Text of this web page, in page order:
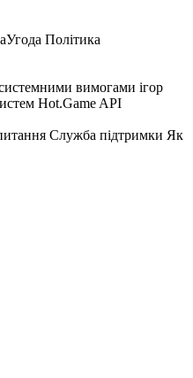
Угода Політика
вимогами ігор
Hot.Game API
Служба підтримки Як